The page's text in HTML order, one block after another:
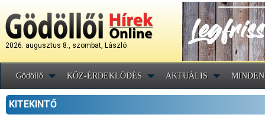
2026. augusztus 8., szombat, László
Gödöllő KÖZ-ÉRDEKLŐDÉS AKTUÁLIS
KITEKINTŐ